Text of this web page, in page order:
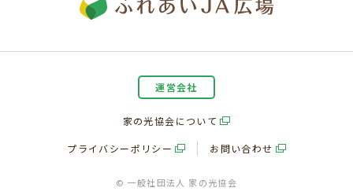
運営会社
家の光協会について
プライバシーポリシー お問い合わせ
© 一般社団法人 家の光協会